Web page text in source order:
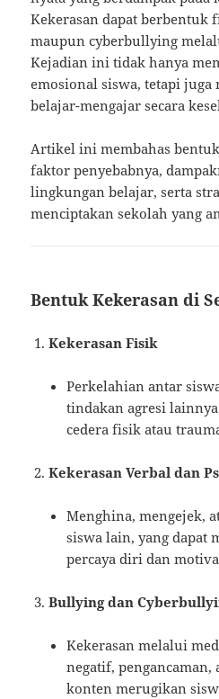
Kekerasan dapat berbentuk
maupun cyberbullying
Kejadian ini tidak hanya
emosional siswa, tetapi juga
belajar-mengajar secara
Artikel ini membahas
faktor penyebabnya,
lingkungan belajar, serta
menciptakan sekolah yang
Bentuk Kekerasan di
Kekerasan Fisik
Perkelahian antar
tindakan agresi
cedera fisik atau
Kekerasan Verbal dan
Menghina, mengejek,
siswa lain, yang dapat
percaya diri dan
Bullying dan
Kekerasan melalui
negatif, pengancaman,
konten merugikan